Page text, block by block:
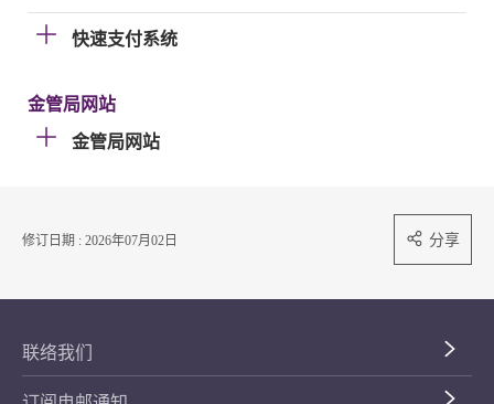
快速支付系统
金管局网站
金管局网站
修订日期 : 2026年07月02日 分享
联络我们